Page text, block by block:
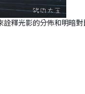
釋光影的分佈和明暗對